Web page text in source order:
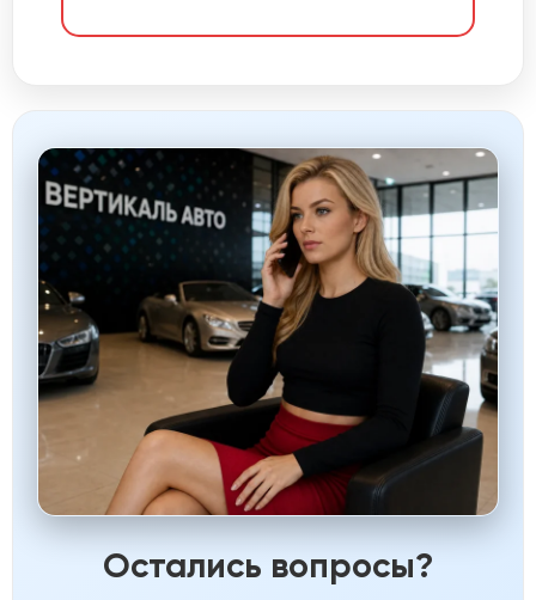
Остались вопросы?